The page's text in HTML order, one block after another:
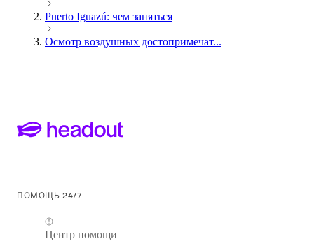
Puerto Iguazú: чем заняться
Осмотр воздушных достопримечат...
ПОМОЩЬ 24/7
Центр помощи